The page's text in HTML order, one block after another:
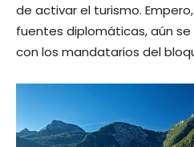
de activar el turismo.
fuentes diplomáticas, aún
con los mandatarios del